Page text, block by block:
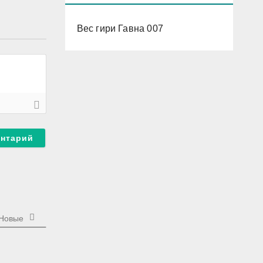
Вес гири Гавна 007